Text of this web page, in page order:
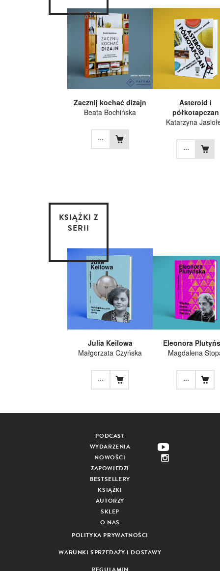
Zacznij kochać dizajn
Beata Bochińska
...
Asteroid i
półkotapczan
Katarzyna
...
KSIĄŻKI Z
SERII
Julia Keilowa
Małgorzata Czyńska
...
Eleonora
Magdalena
...
PODCAST
WYDARZENIA
NOWOŚCI
ZAPOWIEDZI
BESTSELLERY
KSIĄŻKI
AUTORZY
SKLEP
O NAS
POLITYKA PRYWATNOŚCI
WARUNKI SPRZEDAŻY I DOSTAWY